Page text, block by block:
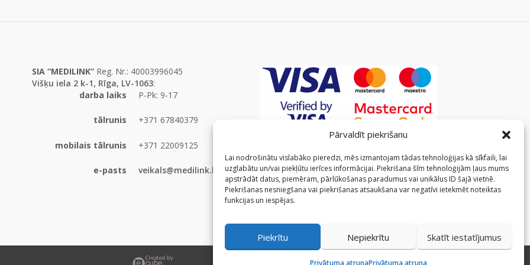
Pārvaldīt piekrišanu
Lai nodrošinātu vislabāko pieredzi, mēs izmantojam tādas tehnoloģijas kā sīkfaili, lai
uzglabātu un/vai piekļūtu ierīces informācijai. Piekrišana šīm tehnoloģijām ļaus mums
apstrādāt datus, piemēram, pārlūkošanas paradumus vai unikālus ID šajā vietnē.
Piekrišanas nesniegšana vai piekrišanas atsaukšana var negatīvi ietekmēt noteiktas
funkcijas un iespējas.
Piekrītu Nepiekrītu Skatīt iestatījumus
Privātuma atrunaPrivātuma atruna
SIA “MEDILINK” Reg. Nr.: 40003996045
Višķu iela 2 k-1, Rīga, LV-1063:
darba laiks
P-Pk: 9-17
tālrunis +371 67840379
mobilais tālrunis +371 22009125
e-pasts veikals@medilink.lv